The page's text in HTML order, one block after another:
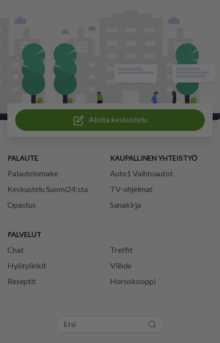
Aloita keskustelu
PALAUTE
Palautelomake
Keskustelu Suomi24:sta
Opastus
PALVELUT
Chat
Treffit
Hyötylinkit
Viihde
Reseptit
Horoskooppi
KAUPALLINEN YHTEISTYÖ
Auto1 Vaihtoautot
TV-ohjelmat
Sanakirja